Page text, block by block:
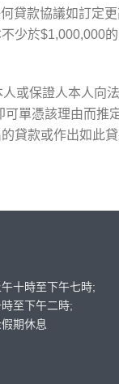
貸款協議如訂定
少於$1,000,000
或保證人本人向
單憑該理由而推
貸款或作出如此
十時至下午七時;
至下午二時;
期休息